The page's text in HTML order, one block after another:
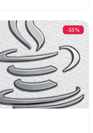
-55%